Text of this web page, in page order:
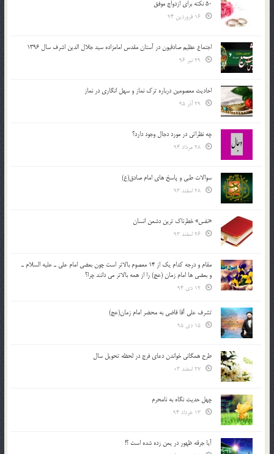
50 نکته برای ازدواج موفق
اجتماع عظیم صادقیون در آستان مقدس امامزاده سید جلال الدین اشرف سال 1396
احادیث معصومین درباره ترک نماز و سهل انگاری در نماز
چه نظراتی در مورد دجال وجود دارد؟
سوالات طبی و پاسخ های امام صادق(ع)
«نفس» خطرناک ترین دشمن انسان
مقام و درجه كدام يك از 14 معصوم بالاتر است چون بعضي امام علي ـ عليه السلام ـ
و بعضي ها امام زمان (عج) را از همه بالاتر مي دانند چرا؟
تشرف علي آقا قاضي به محضر امام زمان(عج)
طرح همگانی خواندن دعای فرج در لحظه تحویل سال
چهل حدیث نگاه به نامحرم
آیا جرقه ظهور در یمن زده شده است ؟!